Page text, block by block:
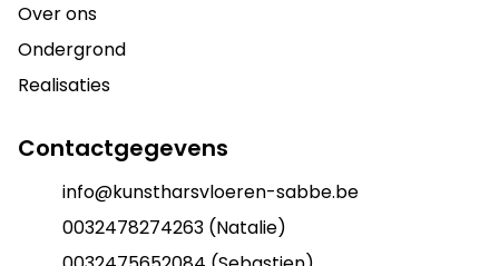
Over ons
Ondergrond
Realisaties
Contactgegevens
info@kunstharsvloeren-sabbe.be
0032478274263 (Natalie)